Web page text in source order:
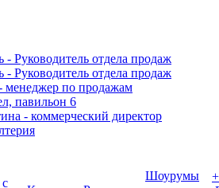
- Руководитель отдела продаж
- Руководитель отдела продаж
менеджер по продажам
павильон 6
- коммерческий директор
Шоурумы
+